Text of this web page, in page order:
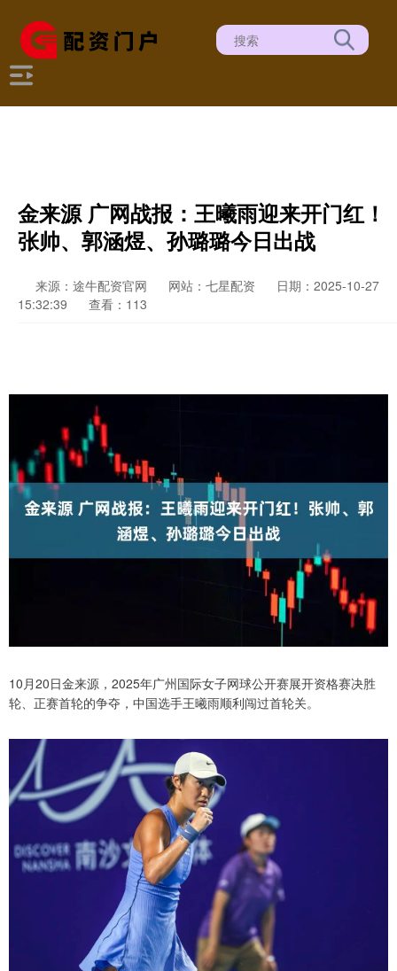
金来源 广网战报：王曦雨迎来开门红！
张帅、郭涵煜、孙璐璐今日出战
来源：途牛配资官网 网站：七星配资
日期：2025-10-27
15:32:39
查看：113
10月20日金来源，2025年广州国际女子网球公开赛展开资格赛决胜
轮、正赛首轮的争夺，中国选手王曦雨顺利闯过首轮关。